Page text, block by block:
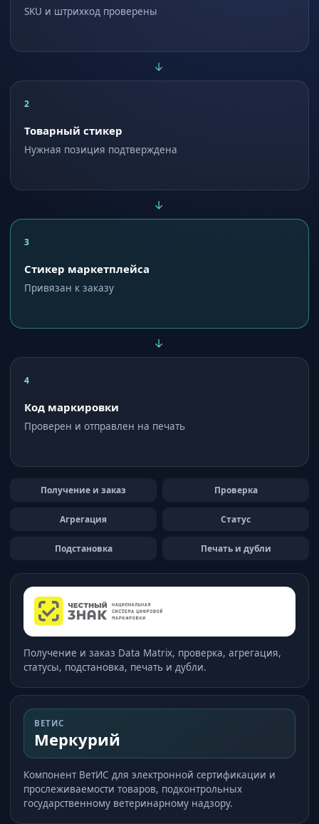
SKU и штрихкод проверены
→
2
Товарный стикер
Нужная позиция подтверждена
→
3
Стикер маркетплейса
Привязан к заказу
→
4
Код маркировки
Проверен и отправлен на печать
Получение и заказ Проверка
Агрегация Статус
Подстановка Печать и дубли
Получение и заказ Data Matrix, проверка, агрегация,
статусы, подстановка, печать и дубли.
ВЕТИС
Меркурий
Компонент ВетИС для электронной сертификации и
прослеживаемости товаров, подконтрольных
государственному ветеринарному надзору.